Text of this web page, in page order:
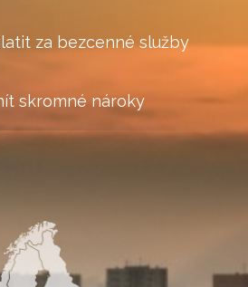
za bezcenné služby
skromné nároky